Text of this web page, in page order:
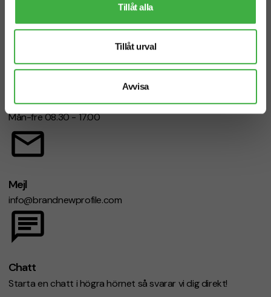
Tillåt alla
Tillåt urval
Avvisa
Vi hjälper dig gärna!
Telefon: 019-760 65 00
Mån-fre 08.30 - 17.00
Mejl
info@brandnewprofile.com
Chatt
Starta en chatt i högra hörnet så svarar vi dig direkt!